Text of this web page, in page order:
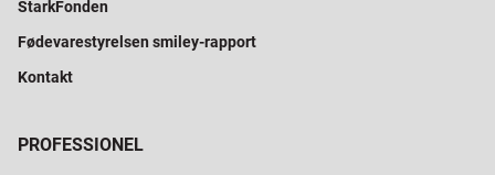
StarkFonden
Fødevarestyrelsen smiley-rapport
Kontakt
PROFESSIONEL